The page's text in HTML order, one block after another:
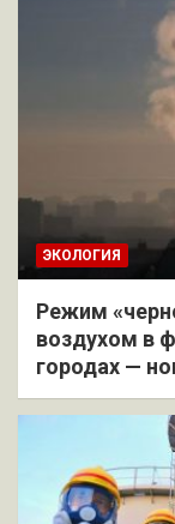
ЭКОЛОГИЯ
Режим
воздухом в
городах —